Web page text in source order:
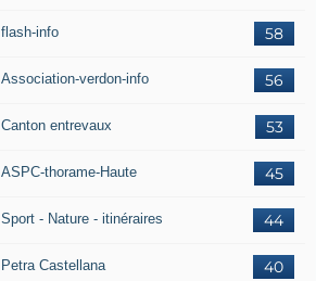
58
flash-info
56
Association-verdon-info
53
Canton entrevaux
45
ASPC-thorame-Haute
44
Sport - Nature - itinéraires
40
Petra Castellana